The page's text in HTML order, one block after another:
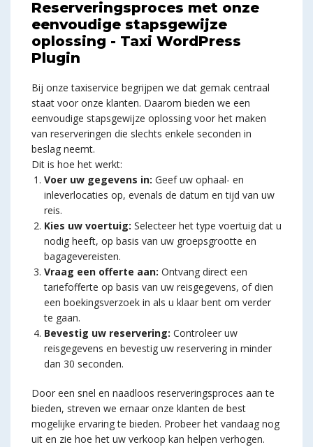
Reserveringsproces met onze
eenvoudige stapsgewijze
oplossing - Taxi WordPress
Plugin
Bij onze taxiservice begrijpen we dat gemak centraal
staat voor onze klanten. Daarom bieden we een
eenvoudige stapsgewijze oplossing voor het maken
van reserveringen die slechts enkele seconden in
beslag neemt.
Dit is hoe het werkt:
Voer uw gegevens in: Geef uw ophaal- en
inleverlocaties op, evenals de datum en tijd van uw
reis.
Kies uw voertuig: Selecteer het type voertuig dat u
nodig heeft, op basis van uw groepsgrootte en
bagagevereisten.
Vraag een offerte aan: Ontvang direct een
tariefofferte op basis van uw reisgegevens, of dien
een boekingsverzoek in als u klaar bent om verder
te gaan.
Bevestig uw reservering: Controleer uw
reisgegevens en bevestig uw reservering in minder
dan 30 seconden.
Door een snel en naadloos reserveringsproces aan te
bieden, streven we ernaar onze klanten de best
mogelijke ervaring te bieden. Probeer het vandaag nog
uit en zie hoe het uw verkoop kan helpen verhogen.